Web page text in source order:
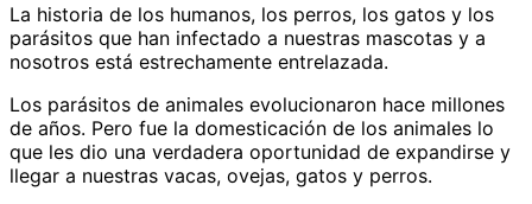
La historia de los humanos, los perros, los gatos y los
parásitos que han infectado a nuestras mascotas y a
nosotros está estrechamente entrelazada.
Los parásitos de animales evolucionaron hace millones
de años. Pero fue la domesticación de los animales lo
que les dio una verdadera oportunidad de expandirse y
llegar a nuestras vacas, ovejas, gatos y perros.